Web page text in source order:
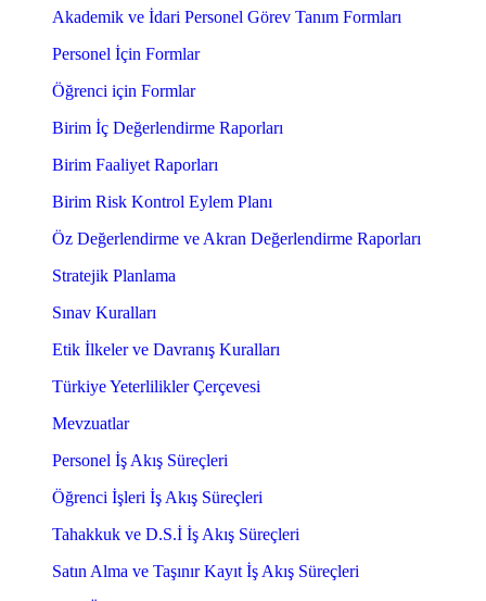
Akademik ve İdari Personel Görev Tanım Formları
Personel İçin Formlar
Öğrenci için Formlar
Birim İç Değerlendirme Raporları
Birim Faaliyet Raporları
Birim Risk Kontrol Eylem Planı
Öz Değerlendirme ve Akran Değerlendirme Raporları
Stratejik Planlama
Sınav Kuralları
Etik İlkeler ve Davranış Kuralları
Türkiye Yeterlilikler Çerçevesi
Mevzuatlar
Personel İş Akış Süreçleri
Öğrenci İşleri İş Akış Süreçleri
Tahakkuk ve D.S.İ İş Akış Süreçleri
Satın Alma ve Taşınır Kayıt İş Akış Süreçleri